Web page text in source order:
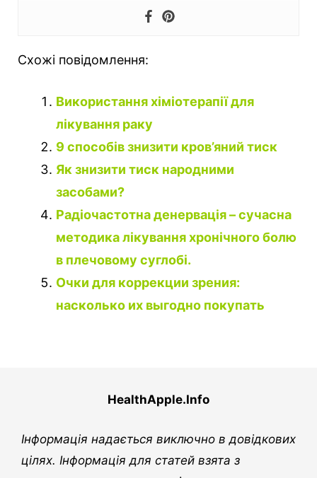
Схожі повідомлення:
Використання хіміотерапії для
лікування раку
9 способів знизити кров’яний тиск
Як знизити тиск народними
засобами?
Радіочастотна денервація – сучасна
методика лікування хронічного болю
в плечовому суглобі.
Очки для коррекции зрения:
насколько их выгодно покупать
HealthApple.Info
Інформація надається виключно в довідкових
цілях. Інформація для статей взята з